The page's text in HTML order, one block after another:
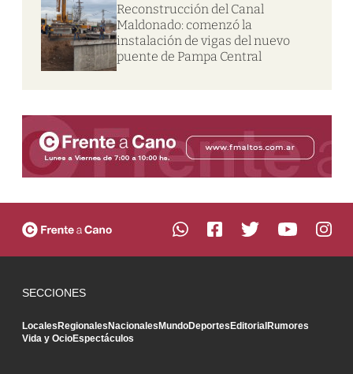
Reconstrucción del Canal
Maldonado: comenzó la
instalación de vigas del nuevo
puente de Pampa Central
SECCIONES
LocalesRegionalesNacionalesMundoDeportesEditorialRumores
Vida y OcioEspectáculos